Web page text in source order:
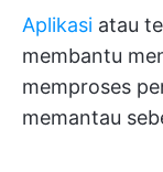
Aplikasi atau
membantu
memproses
memantau